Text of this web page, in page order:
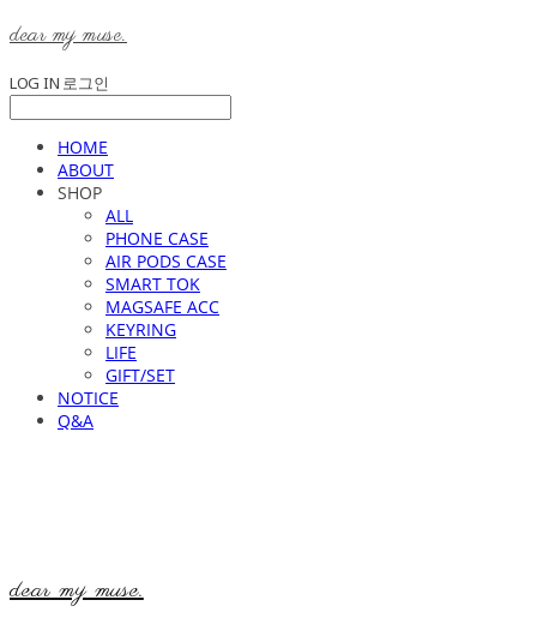
dear my muse.
LOG IN 로그인
HOME
ABOUT
SHOP
ALL
PHONE CASE
AIR PODS CASE
SMART TOK
MAGSAFE ACC
KEYRING
LIFE
GIFT/SET
NOTICE
Q&A
dear my muse.